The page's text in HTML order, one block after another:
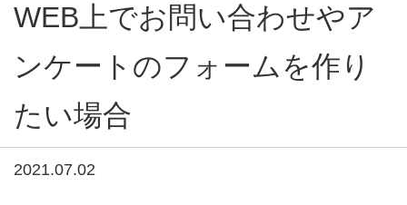
WEB上でお問い合わせやア
ンケートのフォームを作り
たい場合
2021.07.02